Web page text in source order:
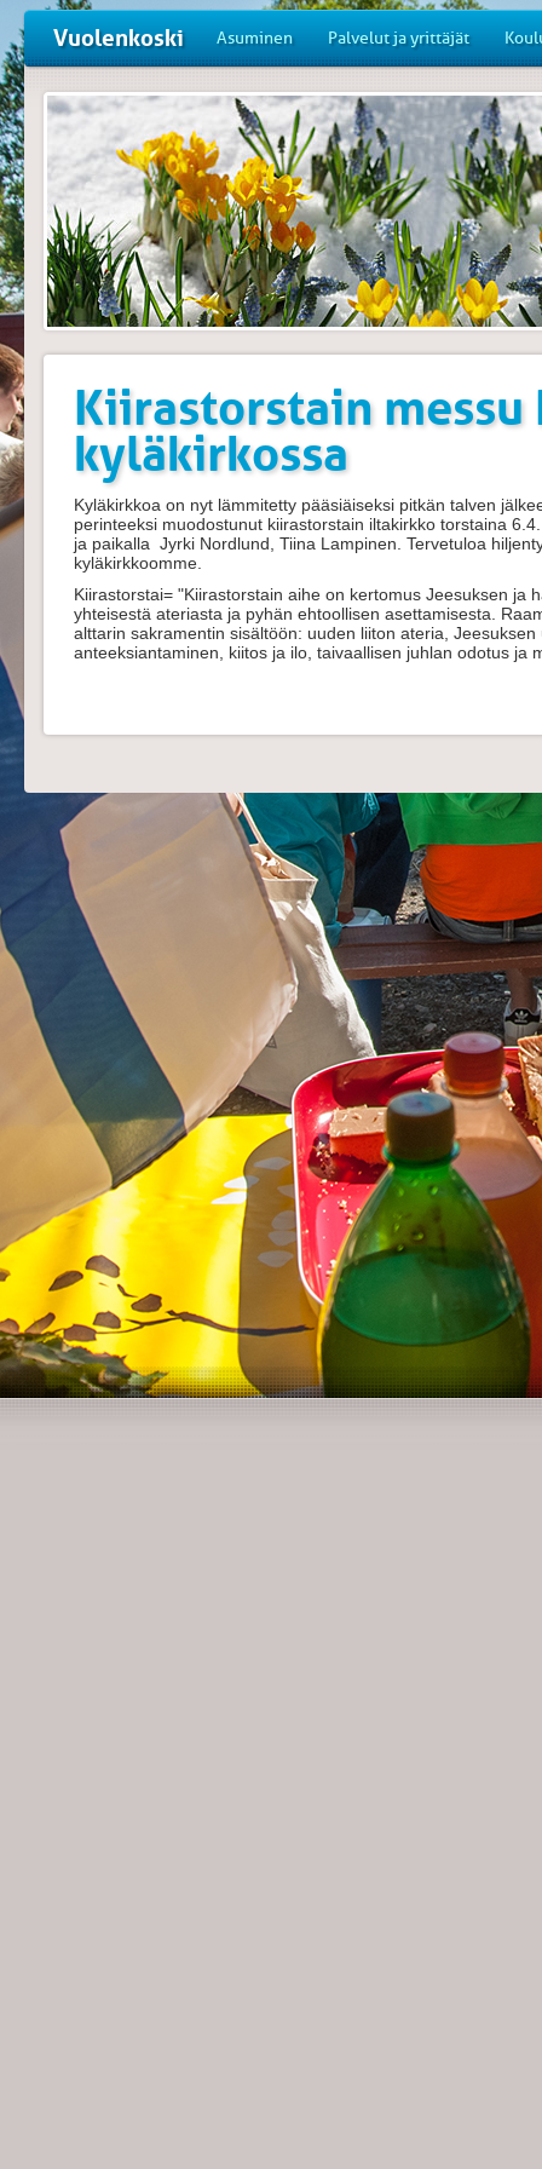
Vuolenkoski Asuminen Palvelut ja yrittäjät
Kiirastorstain messu
kyläkirkossa
Kyläkirkkoa on nyt lämmitetty pääsiäiseksi pitkän talven
perinteeksi muodostunut kiirastorstain iltakirkko torstaina
ja paikalla Jyrki Nordlund, Tiina Lampinen. Tervetuloa
kyläkirkkoomme.
Kiirastorstai= "Kiirastorstain aihe on kertomus Jeesuksen ja
yhteisestä ateriasta ja pyhän ehtoollisen asettamisesta.
alttarin sakramentin sisältöön: uuden liiton ateria,
anteeksiantaminen, kiitos ja ilo, taivaallisen juhlan odotus ja